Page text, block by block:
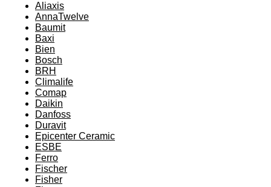
Aliaxis
AnnaTwelve
Baumit
Baxi
Bien
Bosch
BRH
Climalife
Comap
Daikin
Danfoss
Duravit
Epicenter Ceramic
ESBE
Ferro
Fischer
Fisher